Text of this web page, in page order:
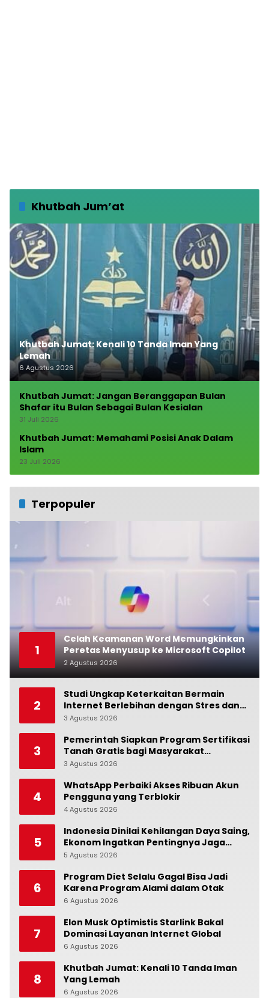
Khutbah Jum’at
Khutbah Jumat: Kenali 10 Tanda Iman Yang
Lemah
6 Agustus 2026
Khutbah Jumat: Jangan Beranggapan Bulan
Shafar itu Bulan Sebagai Bulan Kesialan
31 Juli 2026
Khutbah Jumat: Memahami Posisi Anak Dalam
Islam
23 Juli 2026
Terpopuler
1
Celah Keamanan Word Memungkinkan
Peretas Menyusup ke Microsoft Copilot
2 Agustus 2026
2
Studi Ungkap Keterkaitan Bermain
Internet Berlebihan dengan Stres dan
Suasana Hati
3 Agustus 2026
3
Pemerintah Siapkan Program Sertifikasi
Tanah Gratis bagi Masyarakat
Berpenghasilan Rendah
3 Agustus 2026
4
WhatsApp Perbaiki Akses Ribuan Akun
Pengguna yang Terblokir
4 Agustus 2026
5
Indonesia Dinilai Kehilangan Daya Saing,
Ekonom Ingatkan Pentingnya Jaga
Independensi Bank Indonesia
5 Agustus 2026
6
Program Diet Selalu Gagal Bisa Jadi
Karena Program Alami dalam Otak
6 Agustus 2026
7
Elon Musk Optimistis Starlink Bakal
Dominasi Layanan Internet Global
6 Agustus 2026
8
Khutbah Jumat: Kenali 10 Tanda Iman
Yang Lemah
6 Agustus 2026